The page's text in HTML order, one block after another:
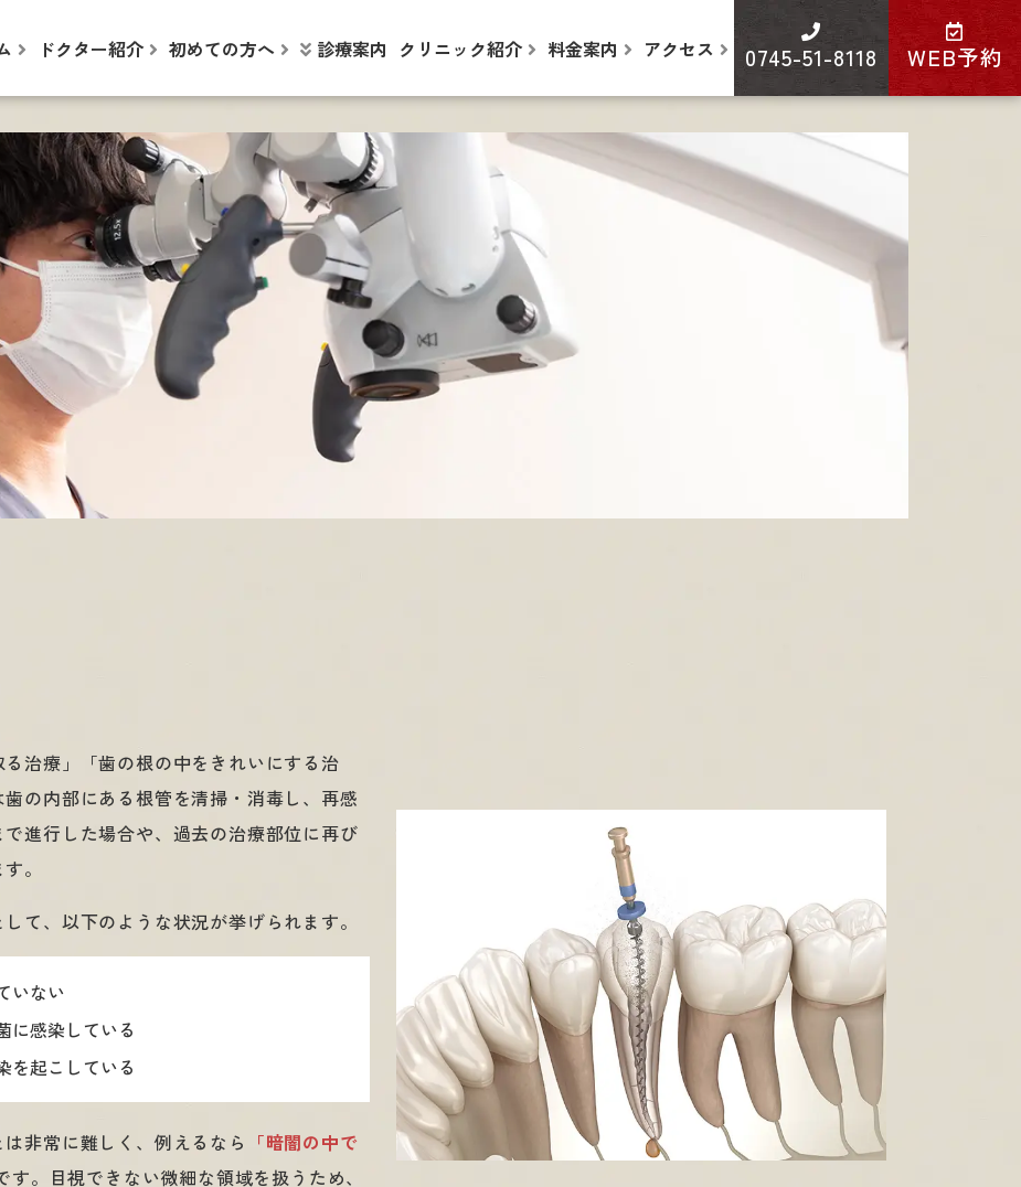
ドクター紹介 初めての方へ 診療案内 クリニック紹介 料金案内 アクセス 0745-51-8118 WEB予約
治療」「歯の根の中をきれいにする治
の内部にある根管を清掃・消毒し、再感
進行した場合や、過去の治療部位に再び
。
て、以下のような状況が挙げられます。
いない
に感染している
を起こしている
非常に難しく、例えるなら 「暗闇の中で
す。目視できない微細な領域を扱うため、